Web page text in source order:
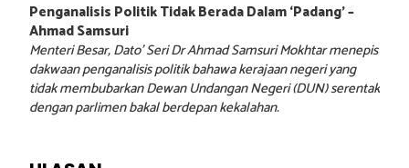
Penganalisis Politik Tidak Berada Dalam ‘Padang’ –
Ahmad Samsuri
Menteri Besar, Dato’ Seri Dr Ahmad Samsuri Mokhtar menepis
dakwaan penganalisis politik bahawa kerajaan negeri yang
tidak membubarkan Dewan Undangan Negeri (DUN) serentak
dengan parlimen bakal berdepan kekalahan.